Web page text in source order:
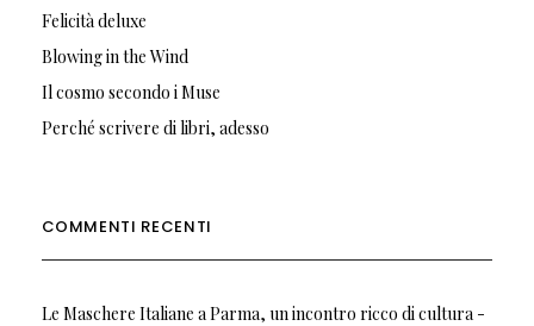
Felicità deluxe
Blowing in the Wind
Il cosmo secondo i Muse
Perché scrivere di libri, adesso
COMMENTI RECENTI
Le Maschere Italiane a Parma, un incontro ricco di cultura -